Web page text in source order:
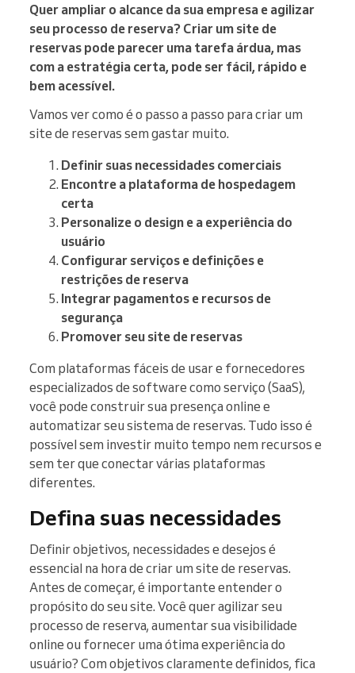
Quer ampliar o alcance da sua empresa e agilizar
seu processo de reserva? Criar um site de
reservas pode parecer uma tarefa árdua, mas
com a estratégia certa, pode ser fácil, rápido e
bem acessível.
Vamos ver como é o passo a passo para criar um
site de reservas sem gastar muito.
Definir suas necessidades comerciais
Encontre a plataforma de hospedagem
certa
Personalize o design e a experiência do
usuário
Configurar serviços e definições e
restrições de reserva
Integrar pagamentos e recursos de
segurança
Promover seu site de reservas
Com plataformas fáceis de usar e fornecedores
especializados de software como serviço (SaaS),
você pode construir sua presença online e
automatizar seu sistema de reservas. Tudo isso é
possível sem investir muito tempo nem recursos e
sem ter que conectar várias plataformas
diferentes.
Defina suas necessidades
Definir objetivos, necessidades e desejos é
essencial na hora de criar um site de reservas.
Antes de começar, é importante entender o
propósito do seu site. Você quer agilizar seu
processo de reserva, aumentar sua visibilidade
online ou fornecer uma ótima experiência do
usuário? Com objetivos claramente definidos, fica